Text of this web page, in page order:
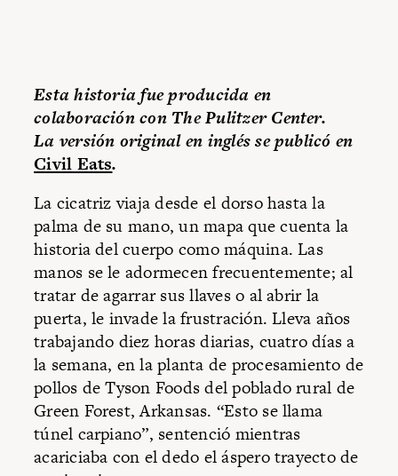
Esta historia fue producida en
colaboración con The Pulitzer Center.
La versión original en inglés se publicó en
Civil Eats.
La cicatriz viaja desde el dorso hasta la
palma de su mano, un mapa que cuenta la
historia del cuerpo como máquina. Las
manos se le adormecen frecuentemente; al
tratar de agarrar sus llaves o al abrir la
puerta, le invade la frustración. Lleva años
trabajando diez horas diarias, cuatro días a
la semana, en la planta de procesamiento de
pollos de Tyson Foods del poblado rural de
Green Forest, Arkansas. “Esto se llama
túnel carpiano”, sentenció mientras
acariciaba con el dedo el áspero trayecto de